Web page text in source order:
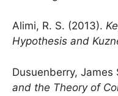
Alimi, R. S. (2013).
Hypothesis and
Dusuenberry, James
and the Theory of